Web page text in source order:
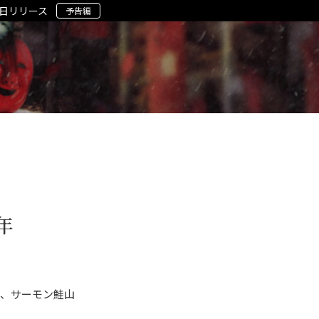
リリース 予告編
サーモン鮭山